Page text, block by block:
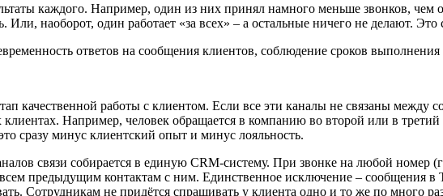
каждого. Например, один из них принял намного меньше звонков,
наоборот, один работает «за всех» – а остальные ничего не делают.
ответов на сообщения клиентов, соблюдение сроков выполнения
качественной работы с клиентом. Если все эти каналы не связаны между
Например, человек обращается в компанию во второй или в
сразу минус клиентский опыт и минус лояльность.
связи собирается в единую CRM-систему. При звонке на любой
предыдущим контактам с ним. Единственное исключение – сообщения в
Сотрудникам не придётся спрашивать у клиента одно и то же по много